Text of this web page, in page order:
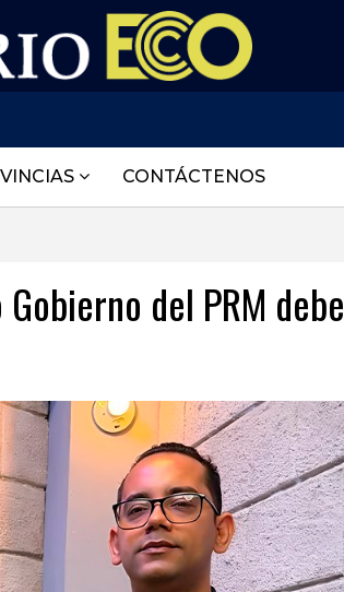
CONTÁCTENOS
del PRM debe